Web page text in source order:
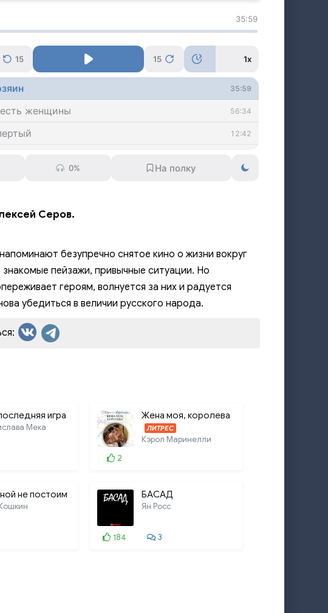
35:59
15 15 1x
35:59
женщины 56:34
12:42
ночи-1
ночи-3
ночи-4 10:18
ночи-6
ошейника
или Тень от солнца
подводная лодка
0%
Серов.
безупречно снятое кино о жизни вокруг
знакомые пейзажи, привычные ситуации. Но
героям, волнуется за них и радуется
убедиться в величии русского народа.
игра
Мека
Жена моя, королева
ЛИТРЕС
Кэрол Маринелли
2
не постоим БАСАД
Ян Росс
184 3